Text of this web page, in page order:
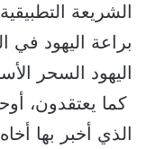
الشريعة التطبيقية
براعة اليهود في
اليهود السحر
كما يعتقدون،
الذي أخبر بها